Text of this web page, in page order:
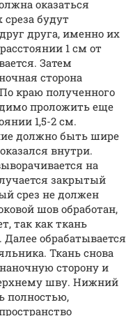
оказаться
будут
друга, именно их
1 см от
Затем
сторона
краю полученного
проложить еще
1,5-2 см.
должно быть шире
внутри.
на
закрытый
срез не должен
шов обработан,
так как ткань
Далее обрабатывается
Ткань снова
сторону и
шву. Нижний
полностью,